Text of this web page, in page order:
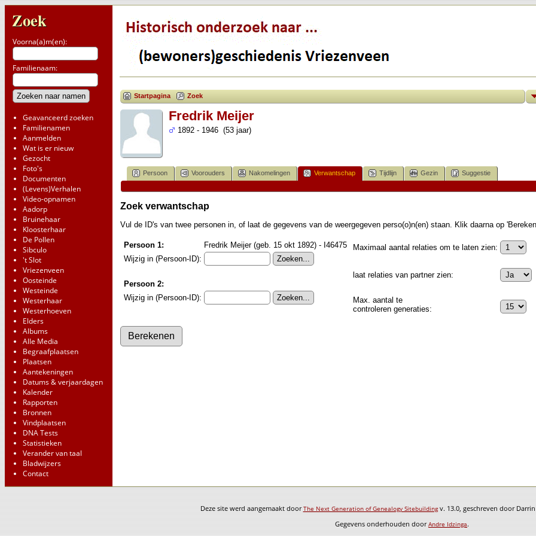
Zoek
Voorna(a)m(en):
Familienaam:
Geavanceerd zoeken
Familienamen
Aanmelden
Wat is er nieuw
Gezocht
Foto's
Documenten
(Levens)Verhalen
Video-opnamen
Aadorp
Bruinehaar
Kloosterhaar
De Pollen
Sibculo
't Slot
Vriezenveen
Oosteinde
Westeinde
Westerhaar
Westerhoeven
Elders
Albums
Alle Media
Begraafplaatsen
Plaatsen
Aantekeningen
Datums & verjaardagen
Kalender
Rapporten
Bronnen
Vindplaatsen
DNA Tests
Statistieken
Verander van taal
Bladwijzers
Contact
Startpagina Zoek
Fredrik Meijer
1892 - 1946 (53 jaar)
Persoon Voorouders Nakomelingen Verwantschap Tijdlijn Gezin Suggestie
Zoek verwantschap
Vul de ID's van twee personen in, of laat de gegevens van de weergegeven perso(o)n(en) staan. Klik daarna op
Persoon 1:
Fredrik Meijer (geb. 15 okt 1892) - I46475
Wijzig in (Persoon-ID):
Persoon 2:
Wijzig in (Persoon-ID):
Maximaal aantal relaties om te laten zien:
laat relaties van partner zien:
Max. aantal te
controleren generaties:
Deze site werd aangemaakt doorThe Next Generation of Genealogy Sitebuildingv. 13.0, geschreven door
Gegevens onderhouden doorAndre Idzinga.